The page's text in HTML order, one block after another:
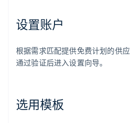
设置账户
根据需求匹配提供免费计划的供
通过验证后进入设置向导。
选用模板